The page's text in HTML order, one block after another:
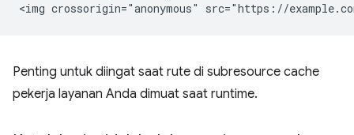
Penting untuk diingat saat rute di subresource cache
pekerja layanan Anda dimuat saat runtime.